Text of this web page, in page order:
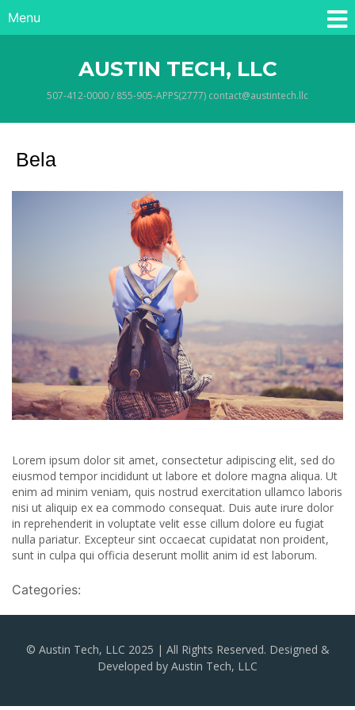
Menu
AUSTIN TECH, LLC
507-412-0000 / 855-905-APPS(2777) contact@austintech.llc
Bela
Lorem ipsum dolor sit amet, consectetur adipiscing elit, sed do
eiusmod tempor incididunt ut labore et dolore magna aliqua. Ut
enim ad minim veniam, quis nostrud exercitation ullamco laboris
nisi ut aliquip ex ea commodo consequat. Duis aute irure dolor
in reprehenderit in voluptate velit esse cillum dolore eu fugiat
nulla pariatur. Excepteur sint occaecat cupidatat non proident,
sunt in culpa qui officia deserunt mollit anim id est laborum.
Categories:
© Austin Tech, LLC 2025 | All Rights Reserved. Designed &
Developed by Austin Tech, LLC